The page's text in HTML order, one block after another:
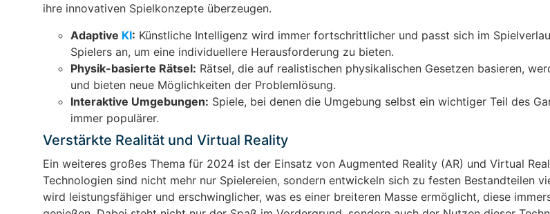
ihre innovativen Spielkonzepte überzeugen.
Adaptive KI: Künstliche Intelligenz wird immer fortschrittlicher und passt sich im
Spielers an, um eine individuellere Herausforderung zu bieten.
Physik-basierte Rätsel: Rätsel, die auf realistischen physikalischen Gesetzen basieren,
und bieten neue Möglichkeiten der Problemlösung.
Interaktive Umgebungen: Spiele, bei denen die Umgebung selbst ein wichtiger Teil des
immer populärer.
Verstärkte Realität und Virtual Reality
Ein weiteres großes Thema für 2024 ist der Einsatz von Augmented Reality (AR) und Virtual
Technologien sind nicht mehr nur Spielereien, sondern entwickeln sich zu festen Bestandteilen
wird leistungsfähiger und erschwinglicher, was es einer breiteren Masse ermöglicht, diese